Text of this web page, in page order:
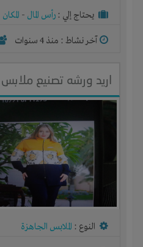
يحتاج إلي : رأس المال - المكان
آخر نشاط : منذ 4 سنوات
اريد ورشه تصنيع ملابس
النوع : الملابس الجاهزة